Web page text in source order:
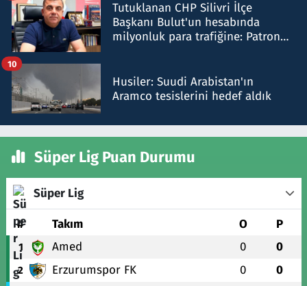
Tutuklanan CHP Silivri İlçe
Başkanı Bulut'un hesabında
milyonluk para trafiğine: Patron
Husiler: Suudi Arabistan'ın
Aramco tesislerini hedef aldık
10
Süper Lig Puan Durumu
Süper Lig
# Takım O P
1 Amed 0 0
2 Erzurumspor FK 0 0